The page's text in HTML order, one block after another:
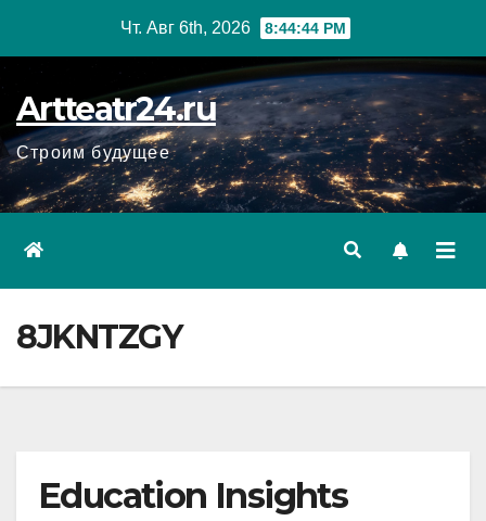
Чт. Авг 6th, 2026 8:44:45 PM
Artteatr24.ru
Строим будущее
8JKNTZGY
Education Insights